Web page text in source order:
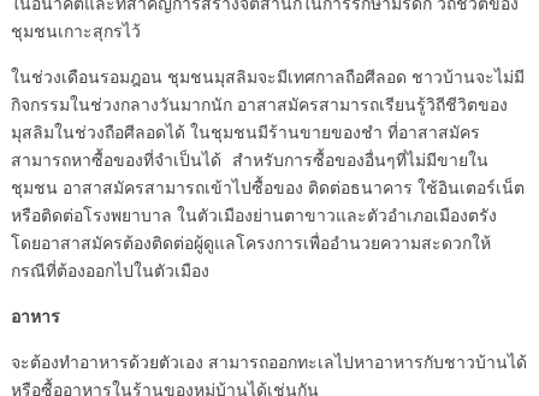
ชุมชนเกาะสุกรไว้
ในช่วงเดือนรอมฎอน ชุมชนมุสลิมจะมีเทศกาลถือศีลอด ชาวบ้านจะไม่มี
กิจกรรมในช่วงกลางวันมากนัก อาสาสมัครสามารถเรียนรู้วิถีชีวิตของ
มุสลิมในช่วงถือศีลอดได้ ในชุมชนมีร้านขายของชำ ที่อาสาสมัคร
สามารถหาซื้อของที่จำเป็นได้ สำหรับการซื้อของอื่นๆที่ไม่มีขายใน
ชุมชน อาสาสมัครสามารถเข้าไปซื้อของ ติดต่อธนาคาร ใช้อินเตอร์เน็ต
หรือติดต่อโรงพยาบาล ในตัวเมืองย่านตาขาวและตัวอำเภอเมืองตรัง
โดยอาสาสมัครต้องติดต่อผู้ดูแลโครงการเพื่ออำนวยความสะดวกให้
กรณีที่ต้องออกไปในตัวเมือง
อาหาร
จะต้องทำอาหารด้วยตัวเอง สามารถออกทะเลไปหาอาหารกับชาวบ้านได้
หรือซื้ออาหารในร้านของหมู่บ้านได้เช่นกัน